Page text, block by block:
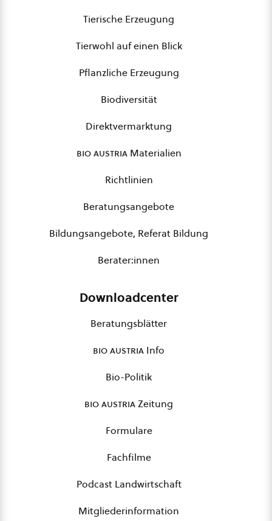
Tierische Erzeugung
Tierwohl auf einen Blick
Pflanzliche Erzeugung
Biodiversität
Direktvermarktung
bio austriaMaterialien
Richtlinien
Beratungsangebote
Bildungsangebote, Referat Bildung
Berater:innen
Downloadcenter
Beratungsblätter
bio austria Info
Bio-Politik
bio austriaZeitung
Formulare
Fachfilme
Podcast Landwirtschaft
Mitgliederinformation